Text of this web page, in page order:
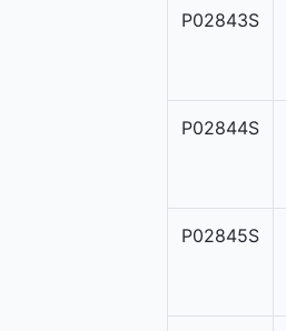
P02843S
P02844S
P02845S